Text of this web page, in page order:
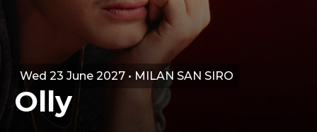
Wed 23 June 2027 • MILAN SAN SIRO
Olly